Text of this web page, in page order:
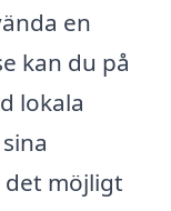
en
kan du på
lokala
det möjligt